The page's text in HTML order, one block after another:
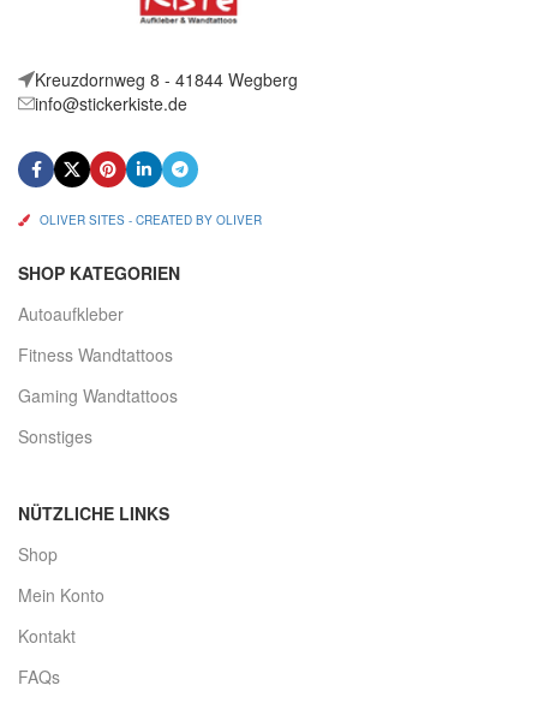
Kreuzdornweg 8 - 41844 Wegberg
info@stickerkiste.de
OLIVER SITES - CREATED BY OLIVER
SHOP KATEGORIEN
Autoaufkleber
Fitness Wandtattoos
Gaming Wandtattoos
Sonstiges
NÜTZLICHE LINKS
Shop
Mein Konto
Kontakt
FAQs